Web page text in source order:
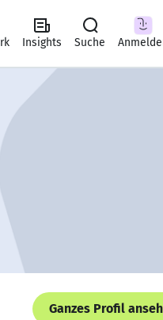
Insights Suche
Ganzes Profil